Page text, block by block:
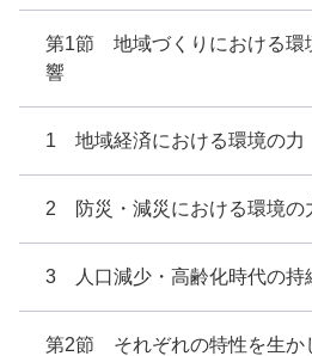
第1節 地域づくりにおける環
響
1 地域経済における環境の力
2 防災・減災における環境の
3 人口減少・高齢化時代の持
第2節 それぞれの特性を生か